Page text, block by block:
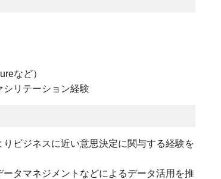
など）
シリテーション経験
ビジネスに近い意思決定に関与する経験を
タマネジメントなどによるデータ活用を推